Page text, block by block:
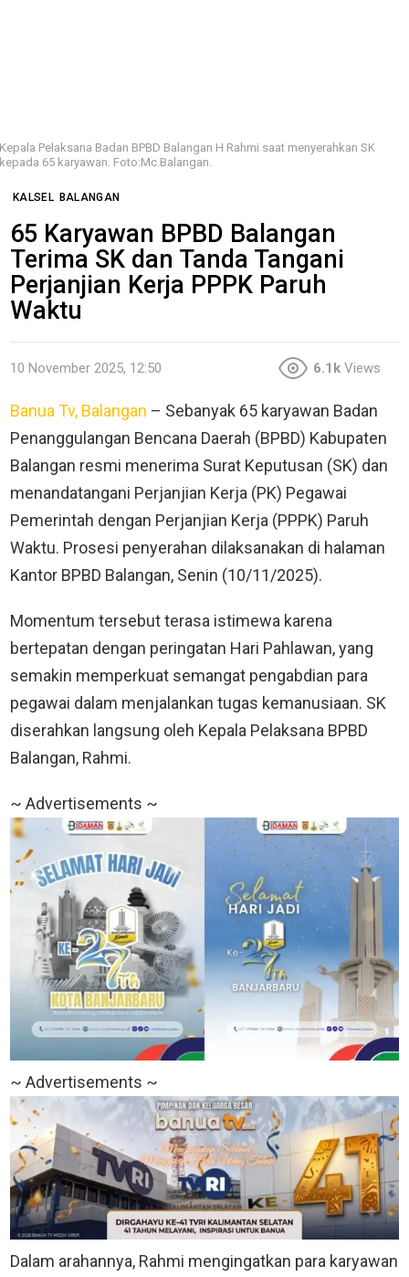
Kepala Pelaksana Badan BPBD Balangan H Rahmi saat menyerahkan SK
kepada 65 karyawan. Foto:Mc.Balangan.
KALSEL BALANGAN
65 Karyawan BPBD Balangan
Terima SK dan Tanda Tangani
Perjanjian Kerja PPPK Paruh
Waktu
10 November 2025, 12:50 6.1k Views
Banua Tv, Balangan – Sebanyak 65 karyawan Badan
Penanggulangan Bencana Daerah (BPBD) Kabupaten
Balangan resmi menerima Surat Keputusan (SK) dan
menandatangani Perjanjian Kerja (PK) Pegawai
Pemerintah dengan Perjanjian Kerja (PPPK) Paruh
Waktu. Prosesi penyerahan dilaksanakan di halaman
Kantor BPBD Balangan, Senin (10/11/2025).
Momentum tersebut terasa istimewa karena
bertepatan dengan peringatan Hari Pahlawan, yang
semakin memperkuat semangat pengabdian para
pegawai dalam menjalankan tugas kemanusiaan. SK
diserahkan langsung oleh Kepala Pelaksana BPBD
Balangan, Rahmi.
~ Advertisements ~
~ Advertisements ~
Dalam arahannya, Rahmi mengingatkan para karyawan